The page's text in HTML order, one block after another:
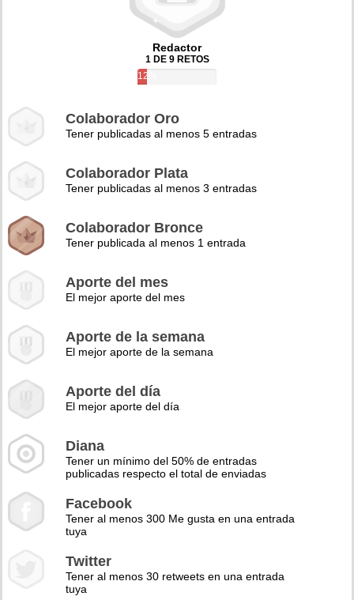
Redactor
1 DE 9 RETOS
12%
Colaborador Oro
Tener publicadas al menos 5 entradas
Colaborador Plata
Tener publicadas al menos 3 entradas
Colaborador Bronce
Tener publicada al menos 1 entrada
Aporte del mes
El mejor aporte del mes
Aporte de la semana
El mejor aporte de la semana
Aporte del día
El mejor aporte del día
Diana
Tener un mínimo del 50% de entradas
publicadas respecto el total de enviadas
Facebook
Tener al menos 300 Me gusta en una entrada
tuya
Twitter
Tener al menos 30 retweets en una entrada
tuya